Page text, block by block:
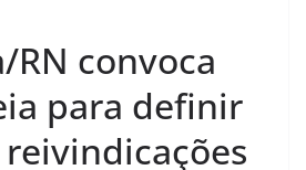
RN convoca
para definir